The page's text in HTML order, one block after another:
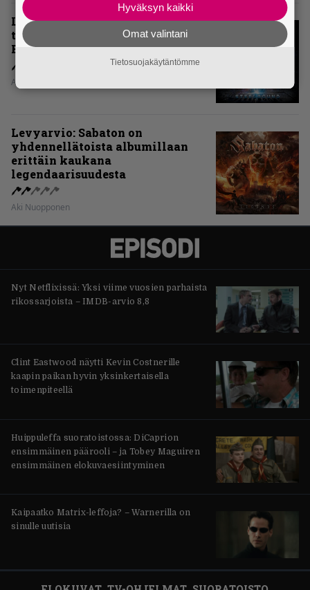
Levyarvio: Onko Steelbound jo
täydellisintä mahdollista Battle
Beastia?
Aki Nuopponen
Levyarvio: Sabaton on
yhdennellätoista albumillaan
erittäin kaukana
legendaarisuudesta
Aki Nuopponen
Nyt Netflixissä: Yksi viime vuosien parhaista
rikossarjoista – IMDB-arvio 8,8
Clint Eastwood näytti Kevin Costnerille
kaapin paikan hyvin yksinkertaisella
toimenpiteellä
Huippuleffa suoratoistossa: DiCaprion
ensimmäinen päärooli – ja Tobey Maguiren
ensimmäinen elokuvaesiintyminen
Kaipaatko Matrix-leffoja? – Warnerilla on
sinulle uutisia
Hyväksyn kaikki
Omat valintani
Tietosuojakäytäntömme